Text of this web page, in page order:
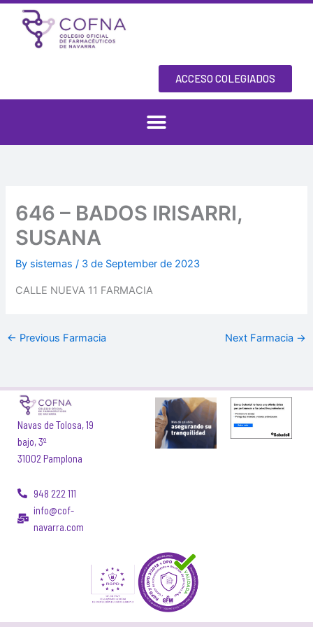
Skip
content
ACCESO COLEGIADOS
646 – BADOS IRISARRI,
SUSANA
By sistemas/ 3 de September de 2023
CALLE NUEVA 11 FARMACIA
← Previous Farmacia Next Farmacia →
Navas de Tolosa, 19
bajo, 3º
31002 Pamplona
948 222 111
info@cof-
navarra.com